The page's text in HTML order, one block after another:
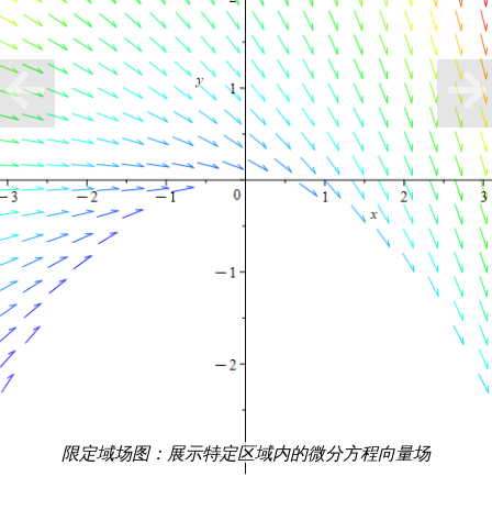
限定域场图‌：展示特定区域内的微分方程向量场